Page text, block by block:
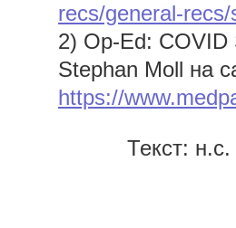
recs/general-
2) Op-Ed: COVID
Stephan Moll на
https://
Текст: